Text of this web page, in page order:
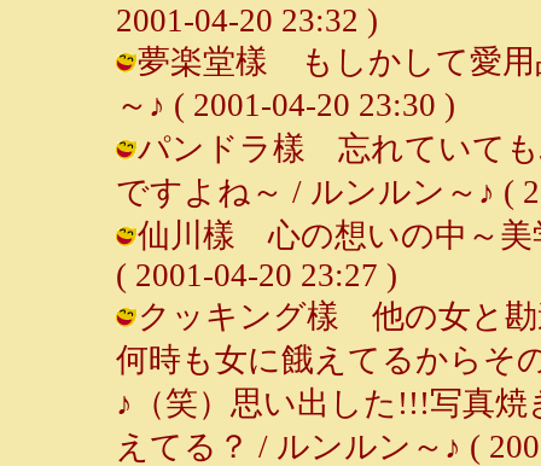
2001-04-20 23:32 )
夢楽堂樣 もしかして愛用
～♪ ( 2001-04-20 23:30 )
パンドラ樣 忘れていて
ですよね～ / ルンルン～♪ (
仙川樣 心の想いの中～美
( 2001-04-20 23:27 )
クッキング樣 他の女と
何時も女に餓えてるからそ
♪（笑）思い出した!!!写真
えてる？ / ルンルン～♪ (